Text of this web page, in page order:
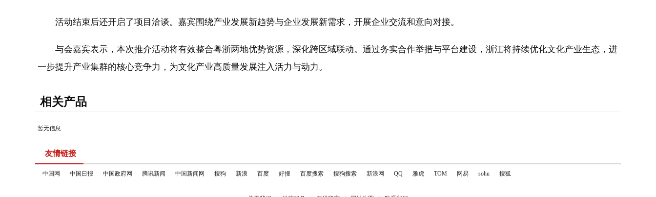
活动结束后还开启了项目洽谈。嘉宾围绕产业发展新趋势与企业发展新需求，开展企业交流和意向对接。
与会嘉宾表示，本次推介活动将有效整合粤浙两地优势资源，深化跨区域联动。通过务实合作举措与平台建设，浙江将持续优化文化产业生态，进
一步提升产业集群的核心竞争力，为文化产业高质量发展注入活力与动力。
相关产品
暂无信息
友情链接
中国网 中国日报 中国政府网 腾讯新闻 中国新闻网 搜狗 新浪 百度 好搜 百度搜索 搜狗搜索 新浪网 QQ 雅虎 TOM 网易 sohu 搜狐